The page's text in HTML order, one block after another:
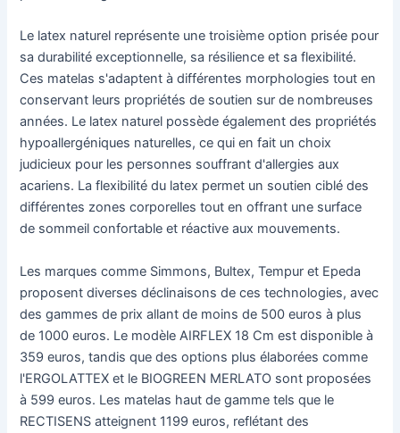
Le latex naturel représente une troisième option prisée pour
sa durabilité exceptionnelle, sa résilience et sa flexibilité.
Ces matelas s'adaptent à différentes morphologies tout en
conservant leurs propriétés de soutien sur de nombreuses
années. Le latex naturel possède également des propriétés
hypoallergéniques naturelles, ce qui en fait un choix
judicieux pour les personnes souffrant d'allergies aux
acariens. La flexibilité du latex permet un soutien ciblé des
différentes zones corporelles tout en offrant une surface
de sommeil confortable et réactive aux mouvements.
Les marques comme Simmons, Bultex, Tempur et Epeda
proposent diverses déclinaisons de ces technologies, avec
des gammes de prix allant de moins de 500 euros à plus
de 1000 euros. Le modèle AIRFLEX 18 Cm est disponible à
359 euros, tandis que des options plus élaborées comme
l'ERGOLATTEX et le BIOGREEN MERLATO sont proposées
à 599 euros. Les matelas haut de gamme tels que le
RECTISENS atteignent 1199 euros, reflétant des